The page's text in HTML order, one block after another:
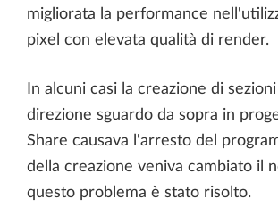
migliorata la performance
pixel con elevata qualità di render.
In alcuni casi la creazione di
direzione sguardo da sopra in
Share causava l'arresto del
della creazione veniva cambiato il
questo problema è stato risolto.